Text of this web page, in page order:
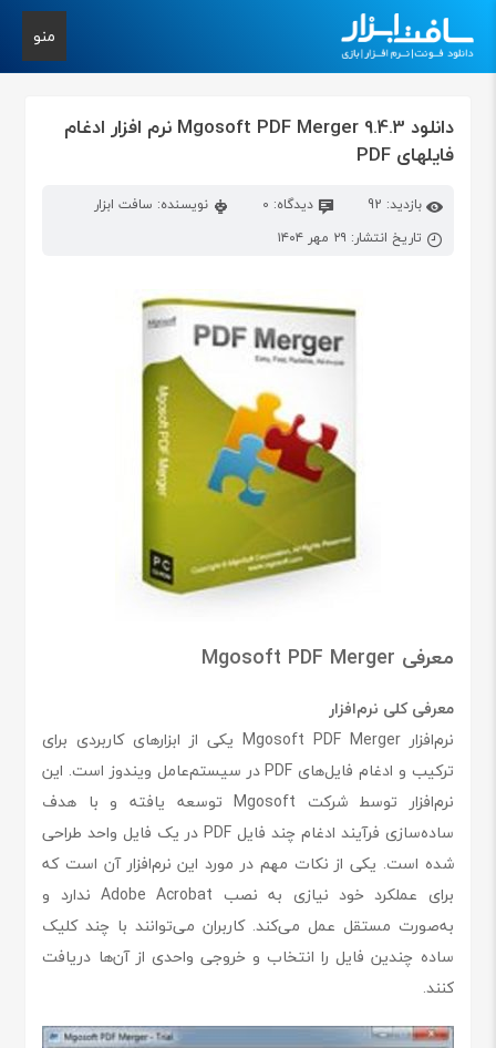
منو
دانلود Mgosoft PDF Merger 9.4.3 نرم افزار ادغام
فایلهای PDF
بازدید: 92 دیدگاه: 0
نویسنده: سافت ابزار
تاریخ انتشار: ۲۹ مهر ۱۴۰۴
معرفی Mgosoft PDF Merger
معرفی کلی نرم‌افزار
نرم‌افزار Mgosoft PDF Merger یکی از ابزارهای کاربردی برای
ترکیب و ادغام فایل‌های PDF در سیستم‌عامل ویندوز است. این
نرم‌افزار توسط شرکت Mgosoft توسعه یافته و با هدف
ساده‌سازی فرآیند ادغام چند فایل PDF در یک فایل واحد طراحی
شده است. یکی از نکات مهم در مورد این نرم‌افزار آن است که
برای عملکرد خود نیازی به نصب Adobe Acrobat ندارد و
به‌صورت مستقل عمل می‌کند. کاربران می‌توانند با چند کلیک
ساده چندین فایل را انتخاب و خروجی واحدی از آن‌ها دریافت
کنند.